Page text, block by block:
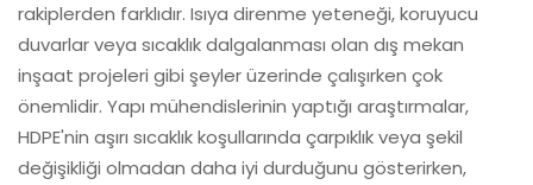
rakiplerden farklıdır. Isıya direnme yeteneği, koruyucu
duvarlar veya sıcaklık dalgalanması olan dış mekan
inşaat projeleri gibi şeyler üzerinde çalışırken çok
önemlidir. Yapı mühendislerinin yaptığı araştırmalar,
HDPE'nin aşırı sıcaklık koşullarında çarpıklık veya şekil
değişikliği olmadan daha iyi durduğunu gösterirken,